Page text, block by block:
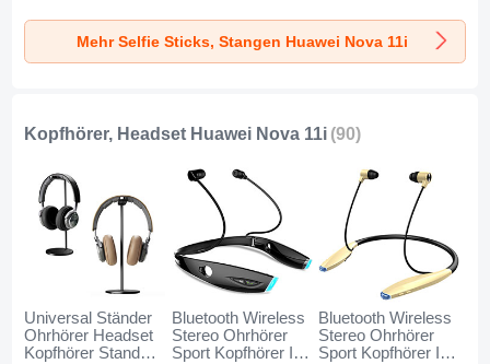
Nova 11i Gold und
Schwarz
Nova 11i Schwarz
Nova 11i Blau
Mehr Selfie Sticks, Stangen Huawei Nova 11i
Kopfhörer, Headset Huawei Nova 11i (90)
Universal Ständer
Ohrhörer Headset
Kopfhörer Stand
Bluetooth Wireless
Stereo Ohrhörer
Sport Kopfhörer In
Bluetooth Wireless
Stereo Ohrhörer
Sport Kopfhörer In